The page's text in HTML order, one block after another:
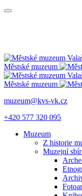
Městské muzeum
Městské muzeum
muzeum@kvs-vk.cz
+420 577 320 095
Muzeum
Z historie
Muzejní